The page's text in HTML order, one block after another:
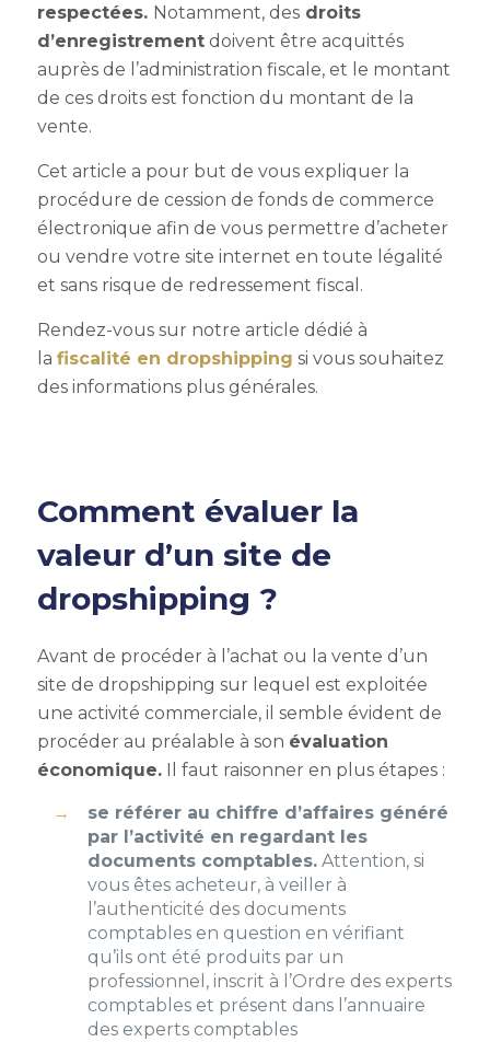
respectées. Notamment, desdroits
d’enregistrementdoivent être acquittés
auprès de l’administration fiscale, et le montant
de ces droits est fonction du montant de la
vente.
Cet article a pour but de vous expliquer la
procédure de cession de fonds de commerce
électronique afin de vous permettre d’acheter
ou vendre votre site internet en toute légalité
et sans risque de redressement fiscal.
Rendez-vous sur notre article dédié à
la fiscalité en dropshipping si vous souhaitez
des informations plus générales.
Comment évaluer la
valeur d’un site de
dropshipping ?
Avant de procéder à l’achat ou la vente d’un
site de dropshipping sur lequel est exploitée
une activité commerciale, il semble évident de
procéder au préalable à son évaluation
économique.Il faut raisonner en plus étapes :
se référer au chiffre d’affaires généré
par l’activité en regardant les
documents comptables.Attention, si
vous êtes acheteur, à veiller à
l’authenticité des documents
comptables en question en vérifiant
qu’ils ont été produits par un
professionnel, inscrit à l’Ordre des experts
comptables et présent dans l’annuaire
des experts comptables